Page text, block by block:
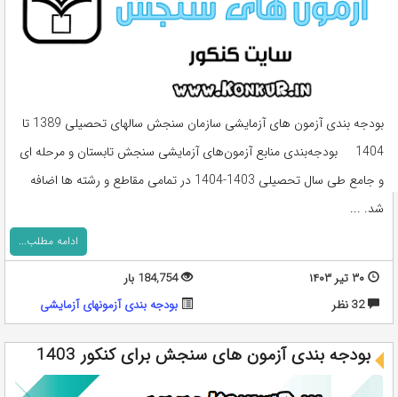
بودجه بندی آزمون های آزمایشی سازمان سنجش سالهای تحصیلی 1389 تا
1404 بودجه‌بندی منابع آزمون‌های آزمايشی سنجش تابستان و مرحله ای
و جامع طی سال تحصيلی 1403-1404 در تمامی مقاطع و رشته ها اضافه
شد. ...
ادامه مطلب...
۳۰ تیر ۱۴۰۳
184,754 بار
32 نظر
بودجه بندی آزمونهای آزمایشی
بودجه بندی آزمون های سنجش برای کنکور 1403